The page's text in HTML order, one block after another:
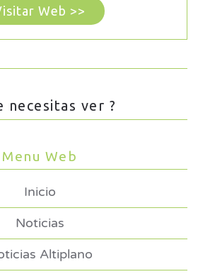
Web >>
necesitas ver ?
Menu Web
Inicio
Noticias
Altiplano